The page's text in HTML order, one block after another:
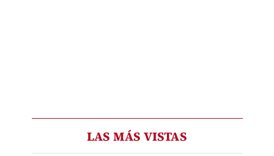
LAS MÁS VISTAS